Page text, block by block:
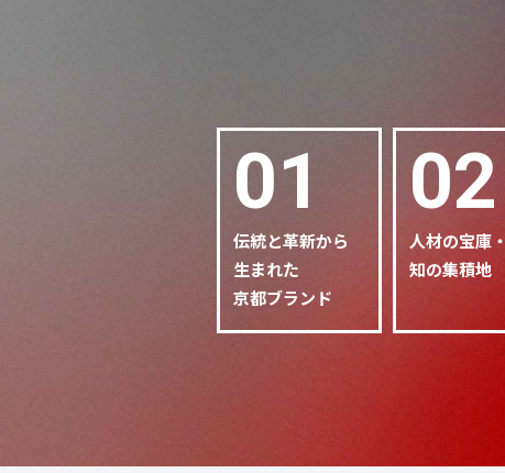
01
伝統と革新から
生まれた
京都ブランド
02
人材の宝庫・
知の集積地